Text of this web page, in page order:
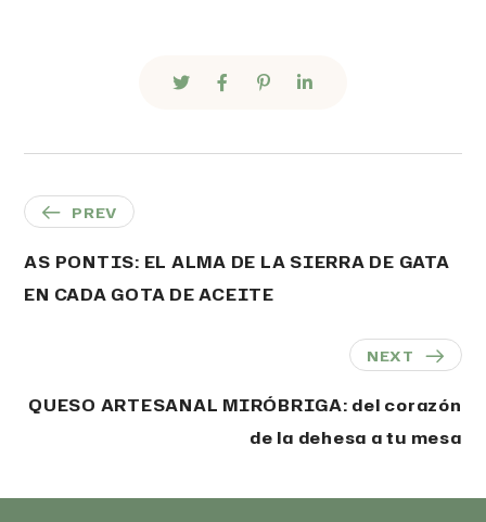
PREV
AS PONTIS: EL ALMA DE LA SIERRA DE GATA
EN CADA GOTA DE ACEITE
NEXT
QUESO ARTESANAL MIRÓBRIGA: del corazón
de la dehesa a tu mesa